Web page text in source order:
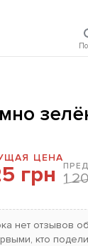
ЦЕНА
грн 1
нет отзывов
кто